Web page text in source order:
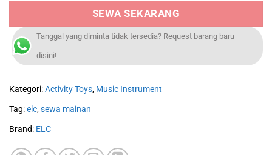
SEWA SEKARANG
Tanggal yang diminta tidak tersedia? Request barang baru
disini!
Kategori:Activity Toys, Music Instrument
Tag:elc,sewa mainan
Brand: ELC